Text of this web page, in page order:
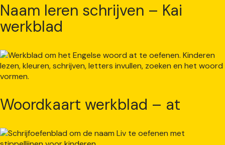
Naam leren schrijven – Kai
werkblad
Woordkaart werkblad – at